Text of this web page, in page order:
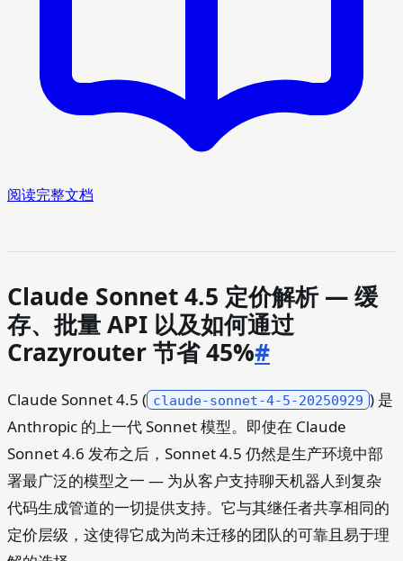
阅读完整文档
Claude Sonnet 4.5 定价解析 — 缓
存、批量 API 以及如何通过
Crazyrouter 节省 45%#
Claude Sonnet 4.5 ( claude-sonnet-4-5-20250929 ) 是
Anthropic 的上一代 Sonnet 模型。即使在 Claude
Sonnet 4.6 发布之后，Sonnet 4.5 仍然是生产环境中部
署最广泛的模型之一 — 为从客户支持聊天机器人到复杂
代码生成管道的一切提供支持。它与其继任者共享相同的
定价层级，这使得它成为尚未迁移的团队的可靠且易于理